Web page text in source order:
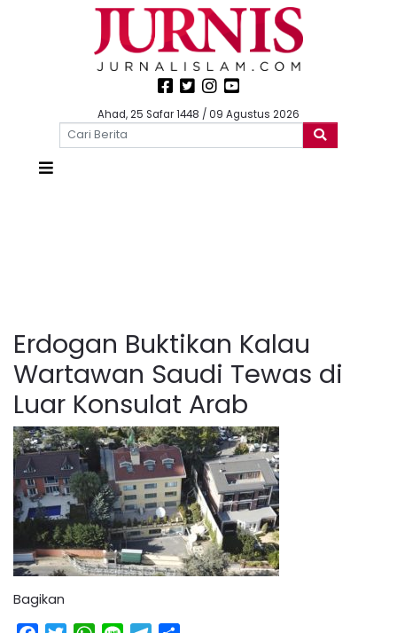
Ahad, 25 Safar 1448 / 09 Agustus 2026
Erdogan Buktikan Kalau
Wartawan Saudi Tewas di
Luar Konsulat Arab
Bagikan